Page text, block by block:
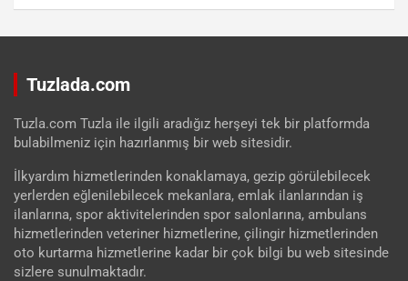
Tuzlada.com
Tuzla.com Tuzla ile ilgili aradığız herşeyi tek bir platformda
bulabilmeniz için hazırlanmış bir web sitesidir.
İlkyardım hizmetlerinden konaklamaya, gezip görülebilecek
yerlerden eğlenilebilecek mekanlara, emlak ilanlarından iş
ilanlarına, spor aktivitelerinden spor salonlarına, ambulans
hizmetlerinden veteriner hizmetlerine, çilingir hizmetlerinden
oto kurtarma hizmetlerine kadar bir çok bilgi bu web sitesinde
sizlere sunulmaktadır.